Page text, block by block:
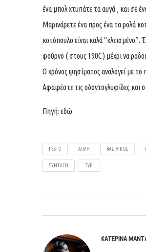
ένα μπολ χτυπάτε τα αυγά , και σε
Μαρινάρετε ένα προς ένα τα ρολά
κοτόπουλο είναι καλά
φούρνο ( στους 190C ) μέχρι να
Ο χρόνος ψησίματος αναλογεί με
Αφαιρέστε τις οδοντογλυφίδες και
Πηγή: εδώ
PESTO ΑΠΛΉ ΒΑΣΙΛΙΚΌΣ
ΣΥΝΤΑΓΉ ΤΥΡΊ
ΚΑΤΕΡΊΝΑ